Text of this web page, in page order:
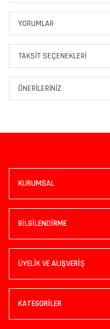
YORUMLAR
TAKSIT SEÇENEKLERI
ÖNERILERINIZ
KURUMSAL
BİLGİLENDİRME
ÜYELİK VE ALIŞVERİŞ
KATEGORİLER